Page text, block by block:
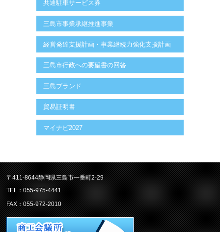
共通駐車サービス券
三島市事業承継推進事業
経営発達支援計画・事業継続力強化支援計画
三島市行政への要望書の回答
三島ブランド
貿易証明書
マイナビ2027
〒411-8644静岡県三島市一番町2-29
TEL：055-975-4441
FAX：055-972-2010